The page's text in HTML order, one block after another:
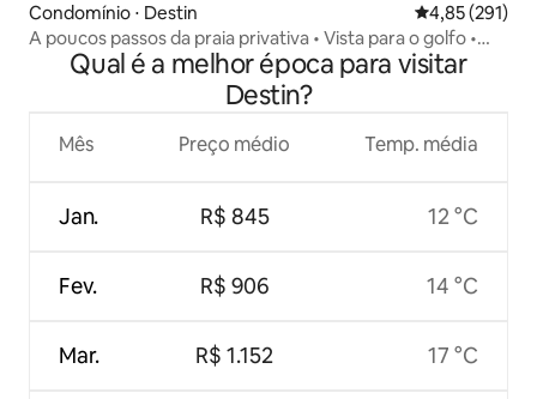
Condomínio ⋅ Destin 4,85 de uma
4,85 (291)
A poucos passos da praia privativa • Vista para o golfo •
Equipamento de praia
Qual é a melhor época para visitar
Destin?
Mês
Jan.
Fev.
Mar.
Preço médio
R$ 845
R$ 906
R$ 1.152
Temp. média
12 °C
14 °C
17 °C